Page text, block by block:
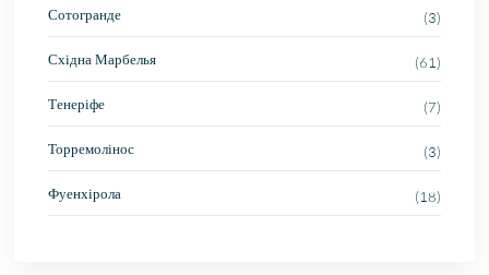
Сотогранде (3)
Східна Марбелья (61)
Тенеріфе (7)
Торремолінос (3)
Фуенхірола (18)